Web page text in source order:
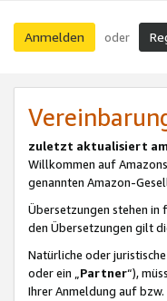
Anmelden oder
zuletzt aktualisiert am
Willkommen auf
genannten Amazon-
Übersetzungen stehen in
den Übersetzungen gilt
Natürliche oder
oder ein „Partner“),
Ihrer Anmeldung auf